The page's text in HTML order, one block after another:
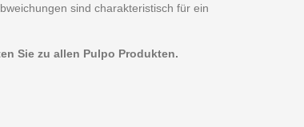
sind charakteristisch für ein
Sie zu allen Pulpo Produkten.